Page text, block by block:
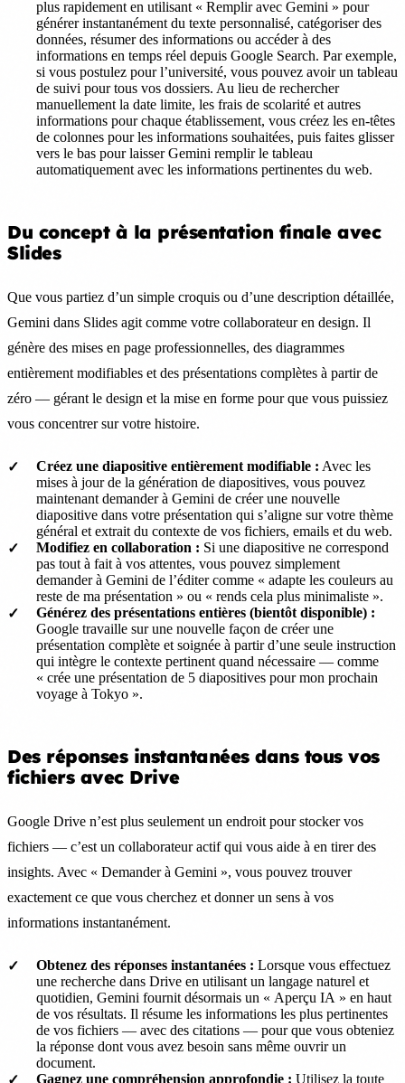
plus rapidement en utilisant « Remplir avec Gemini » pour
générer instantanément du texte personnalisé, catégoriser des
données, résumer des informations ou accéder à des
informations en temps réel depuis Google Search. Par exemple,
si vous postulez pour l’université, vous pouvez avoir un tableau
de suivi pour tous vos dossiers. Au lieu de rechercher
manuellement la date limite, les frais de scolarité et autres
informations pour chaque établissement, vous créez les en-têtes
de colonnes pour les informations souhaitées, puis faites glisser
vers le bas pour laisser Gemini remplir le tableau
automatiquement avec les informations pertinentes du web.
Du concept à la présentation finale avec
Slides
Que vous partiez d’un simple croquis ou d’une description détaillée,
Gemini dans Slides agit comme votre collaborateur en design. Il
génère des mises en page professionnelles, des diagrammes
entièrement modifiables et des présentations complètes à partir de
zéro — gérant le design et la mise en forme pour que vous puissiez
vous concentrer sur votre histoire.
Créez une diapositive entièrement modifiable : Avec les
mises à jour de la génération de diapositives, vous pouvez
maintenant demander à Gemini de créer une nouvelle
diapositive dans votre présentation qui s’aligne sur votre thème
général et extrait du contexte de vos fichiers, emails et du web.
Modifiez en collaboration : Si une diapositive ne correspond
pas tout à fait à vos attentes, vous pouvez simplement
demander à Gemini de l’éditer comme « adapte les couleurs au
reste de ma présentation » ou « rends cela plus minimaliste ».
Générez des présentations entières (bientôt disponible) :
Google travaille sur une nouvelle façon de créer une
présentation complète et soignée à partir d’une seule instruction
qui intègre le contexte pertinent quand nécessaire — comme
« crée une présentation de 5 diapositives pour mon prochain
voyage à Tokyo ».
Des réponses instantanées dans tous vos
fichiers avec Drive
Google Drive n’est plus seulement un endroit pour stocker vos
fichiers — c’est un collaborateur actif qui vous aide à en tirer des
insights. Avec « Demander à Gemini », vous pouvez trouver
exactement ce que vous cherchez et donner un sens à vos
informations instantanément.
Obtenez des réponses instantanées : Lorsque vous effectuez
une recherche dans Drive en utilisant un langage naturel et
quotidien, Gemini fournit désormais un « Aperçu IA » en haut
de vos résultats. Il résume les informations les plus pertinentes
de vos fichiers — avec des citations — pour que vous obteniez
la réponse dont vous avez besoin sans même ouvrir un
document.
Gagnez une compréhension approfondie : Utilisez la toute